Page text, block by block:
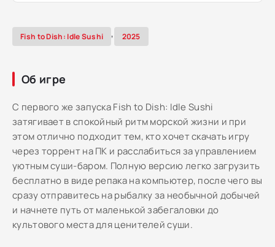
Fish to Dish: Idle Sushi , 2025
Об игре
С первого же запуска Fish to Dish: Idle Sushi
затягивает в спокойный ритм морской жизни и при
этом отлично подходит тем, кто хочет скачать игру
через торрент на ПК и расслабиться за управлением
уютным суши-баром. Полную версию легко загрузить
бесплатно в виде репака на компьютер, после чего вы
сразу отправитесь на рыбалку за необычной добычей
и начнете путь от маленькой забегаловки до
культового места для ценителей суши.